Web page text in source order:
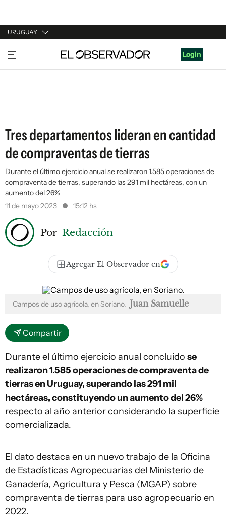
URUGUAY
URUGUAY
ARGENTINA
Login
Tres departamentos lideran en cantidad
de compraventas de tierras
Durante el último ejercicio anual se realizaron 1.585 operaciones de
compraventa de tierras, superando las 291 mil hectáreas, con un
aumento del 26%
11 de mayo 2023
15:12 hs
Por Redacción
Agregar El Observador en
Campos de uso agrícola, en Soriano. Juan Samuelle
Compartir
Durante el último ejercicio anual concluido se
realizaron 1.585 operaciones de compraventa de
tierras en Uruguay, superando las 291 mil
hectáreas, constituyendo un aumento del 26%
respecto al año anterior considerando la superficie
comercializada.
El dato destaca en un nuevo trabajo de la Oficina
de Estadísticas Agropecuarias del Ministerio de
Ganadería, Agricultura y Pesca (MGAP) sobre
compraventa de tierras para uso agropecuario en
2022.